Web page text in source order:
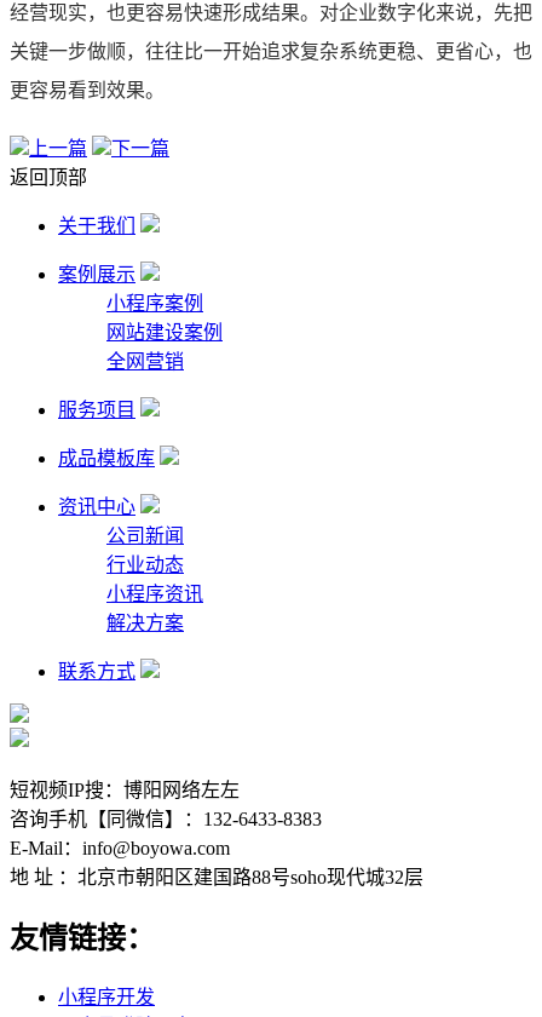
经营现实，也更容易快速形成结果。对企业数字化来说，先把
关键一步做顺，往往比一开始追求复杂系统更稳、更省心，也
更容易看到效果。
上一篇
下一篇
返回顶部
关于我们
案例展示
小程序案例
网站建设案例
全网营销
服务项目
成品模板库
资讯中心
公司新闻
行业动态
小程序资讯
解决方案
联系方式
短视频IP搜：博阳网络左左
咨询手机【同微信】：132-6433-8383
E-Mail：info@boyowa.com
地 址 ：北京市朝阳区建国路88号soho现代城32层
友情链接：
小程序开发